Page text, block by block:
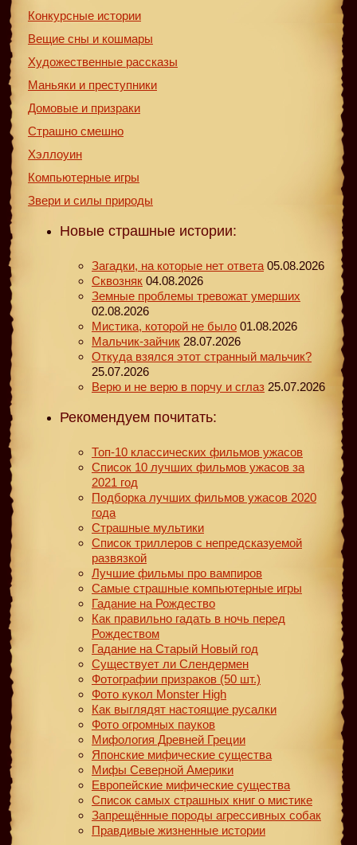
Конкурсные истории
Вещие сны и кошмары
Художественные рассказы
Маньяки и преступники
Домовые и призраки
Страшно смешно
Хэллоуин
Компьютерные игры
Звери и силы природы
Новые страшные истории:
Загадки, на которые нет ответа 05.08.2026
Сквозняк 04.08.2026
Земные проблемы тревожат умерших
02.08.2026
Мистика, которой не было 01.08.2026
Мальчик-зайчик 28.07.2026
Откуда взялся этот странный мальчик?
25.07.2026
Верю и не верю в порчу и сглаз 25.07.2026
Рекомендуем почитать:
Топ-10 классических фильмов ужасов
Список 10 лучших фильмов ужасов за
2021 год
Подборка лучших фильмов ужасов 2020
года
Страшные мультики
Список триллеров с непредсказуемой
развязкой
Лучшие фильмы про вампиров
Самые страшные компьютерные игры
Гадание на Рождество
Как правильно гадать в ночь перед
Рождеством
Гадание на Старый Новый год
Существует ли Слендермен
Фотографии призраков (50 шт.)
Фото кукол Monster High
Как выглядят настоящие русалки
Фото огромных пауков
Мифология Древней Греции
Японские мифические существа
Мифы Северной Америки
Европейские мифические существа
Список самых страшных книг о мистике
Запрещённые породы агрессивных собак
Правдивые жизненные истории